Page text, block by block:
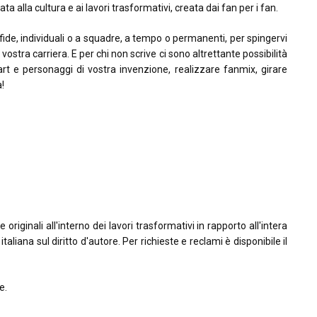
alla cultura e ai lavori trasformativi, creata dai fan per i fan.
individuali o a squadre, a tempo o permanenti, per spingervi
carriera. E per chi non scrive ci sono altrettante possibilità
e personaggi di vostra invenzione, realizzare fanmix, girare
all'interno dei lavori trasformativi in rapporto all'intera
sul diritto d'autore. Per richieste e reclami è disponibile il